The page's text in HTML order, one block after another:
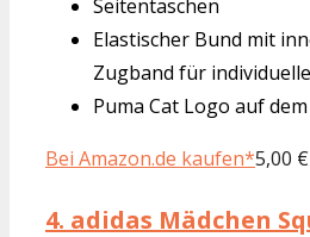
Seitentaschen
Elastischer Bund mit
Zugband für
Puma Cat Logo auf
Bei Amazon.de kaufen*5,00
4. adidas Mädchen